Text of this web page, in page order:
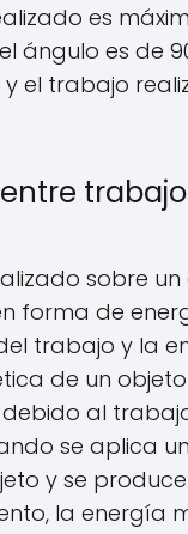
es
ángulo es de
y el trabajo
sobre un
forma de
trabajo y la
de un
debido al
se aplica
y se
la energía